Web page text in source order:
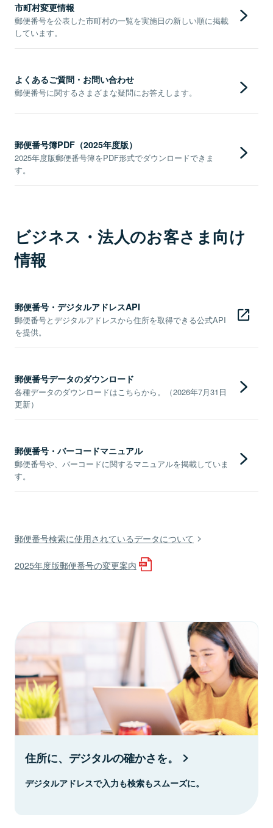
市町村変更情報
郵便番号を公表した市町村の一覧を実施日の新しい順に掲載
しています。
よくあるご質問・お問い合わせ
郵便番号に関するさまざまな疑問にお答えします。
郵便番号簿PDF（2025年度版）
2025年度版郵便番号簿をPDF形式でダウンロードできま
す。
ビジネス・法人のお客さま向け
情報
郵便番号・デジタルアドレスAPI
郵便番号とデジタルアドレスから住所を取得できる公式API
を提供。
郵便番号データのダウンロード
各種データのダウンロードはこちらから。（2026年7月31日
更新）
郵便番号・バーコードマニュアル
郵便番号や、バーコードに関するマニュアルを掲載していま
す。
郵便番号検索に使用されているデータについて
2025年度版郵便番号の変更案内
住所に、デジタルの確かさを。
デジタルアドレスで入力も検索もスムーズに。